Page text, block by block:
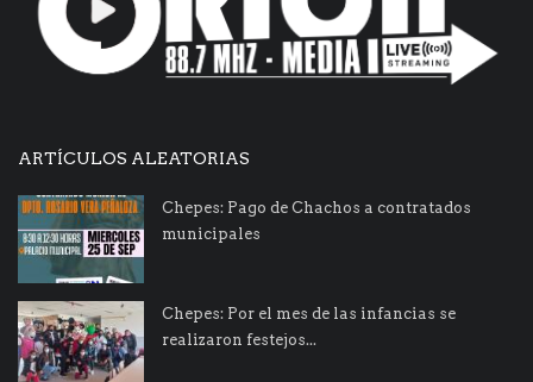
ARTÍCULOS ALEATORIAS
Chepes: Pago de Chachos a contratados
municipales
Chepes: Por el mes de las infancias se
realizaron festejos...